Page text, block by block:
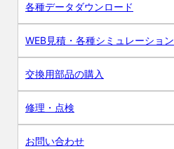
各種データダウンロード
WEB見積・各種シミュレーション
交換用部品の購入
修理・点検
お問い合わせ